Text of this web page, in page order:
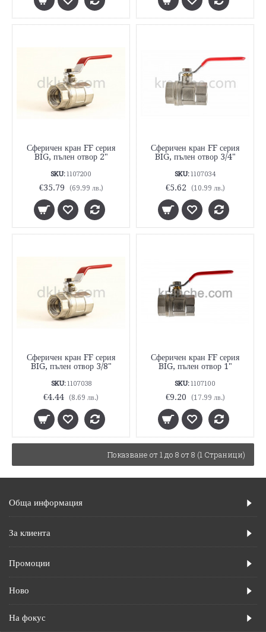
Сферичен кран FF серия
BIG, пълен отвор 2"
SKU:1107200
€35.79 (69.99 лв.)
Сферичен кран FF серия
BIG, пълен отвор 3/4"
SKU:1107034
€5.62 (10.99 лв.)
Сферичен кран FF серия
BIG, пълен отвор 3/8"
SKU:1107038
€4.44 (8.69 лв.)
Сферичен кран FF серия
BIG, пълен отвор 1"
SKU:1107100
€9.20 (17.99 лв.)
Показване от 1 до 8 от 8 (1 Страници)
Обща информация
За клиента
Промоции
Ново
На фокус